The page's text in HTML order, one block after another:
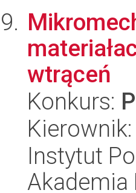
wtrąceń
Konkurs:
Instytut
Akademia